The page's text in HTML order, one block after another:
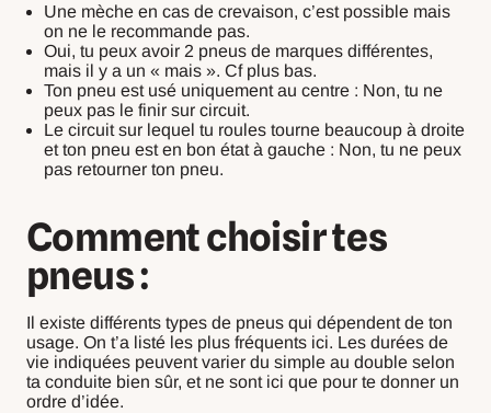
Une mèche en cas de crevaison, c’est possible mais
on ne le recommande pas.
Oui, tu peux avoir 2 pneus de marques différentes,
mais il y a un « mais ». Cf plus bas.
Ton pneu est usé uniquement au centre : Non, tu ne
peux pas le finir sur circuit.
Le circuit sur lequel tu roules tourne beaucoup à droite
et ton pneu est en bon état à gauche : Non, tu ne peux
pas retourner ton pneu.
Comment choisir tes
pneus :
Il existe différents types de pneus qui dépendent de ton
usage. On t’a listé les plus fréquents ici. Les durées de
vie indiquées peuvent varier du simple au double selon
ta conduite bien sûr, et ne sont ici que pour te donner un
ordre d’idée.